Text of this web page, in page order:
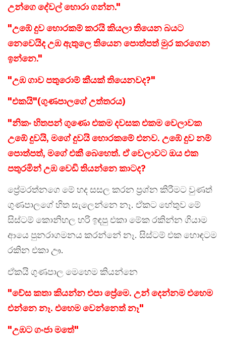
උන්ගෙ දේවල් හොරා ගන්න."
"උඹේ දුව හොරකම් කරයි කියලා තියෙන බයට
නෙවෙයිද උඹ ඇතුලෙ තියෙන පොත්පත් මුර කරගෙන
ඉන්නෙ."
"උඹ ගාව පතුරොම් කීයක් තියෙනවද?"
"එකයි"(ගුණපාලගේ උත්තරය)
"නිකං හිතපන් ගුණො එකම දවසක එකම වෙලාවක
උඹේ දුවයි, මගේ දුවයි හොරකමේ එනව. උඹේ දුව නම්
පොත්පත්, මගේ එකී බෙහෙත්. ඒ වෙලාවට ඔය එක
පතුරමින් උඹ වෙඩි තියන්නෙ කාටද?
ප්‍රේමරත්නගෙ මේ හද සසල කරන ප්‍රශ්න කිරීමට වුණත්
ගුණපාලගේ හිත සැලෙන්නෙ නෑ. ඒකට හේතුව මේ
සිස්ටම් කොනිහල හරි ඉඳපු එකා මේක රකින්න ගියාම
ආයෙ පුනරාගමනය කරන්නේ නෑ. සිස්ටම් එක හොඳටම
රකින එකා ඌ.
ඒකයි ගුණපාල මෙහෙම කියන්නෙ
"වේස කතා කියන්න එපා ප්‍රේමෙ. උන් දෙන්නම එහෙම
එන්නෙ නෑ. එහෙම වෙන්නෙත් නෑ"
"උඹට ගංජා මතේ"